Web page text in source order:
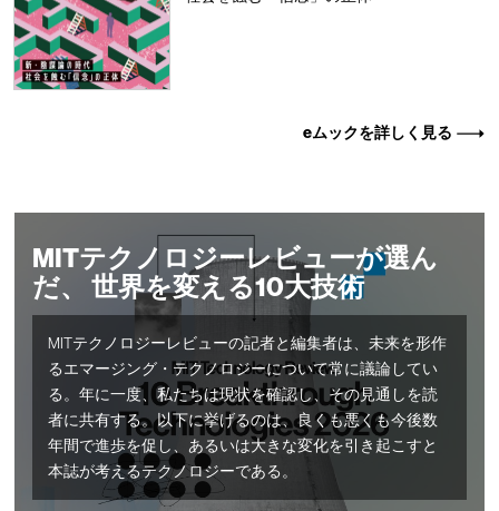
eムックを詳しく見る
MITテクノロジーレビューが選ん
だ、 世界を変える10大技術
MITテクノロジーレビューの記者と編集者は、未来を形作
るエマージング・テクノロジーについて常に議論してい
る。年に一度、私たちは現状を確認し、その見通しを読
者に共有する。以下に挙げるのは、良くも悪くも今後数
年間で進歩を促し、あるいは大きな変化を引き起こすと
本誌が考えるテクノロジーである。